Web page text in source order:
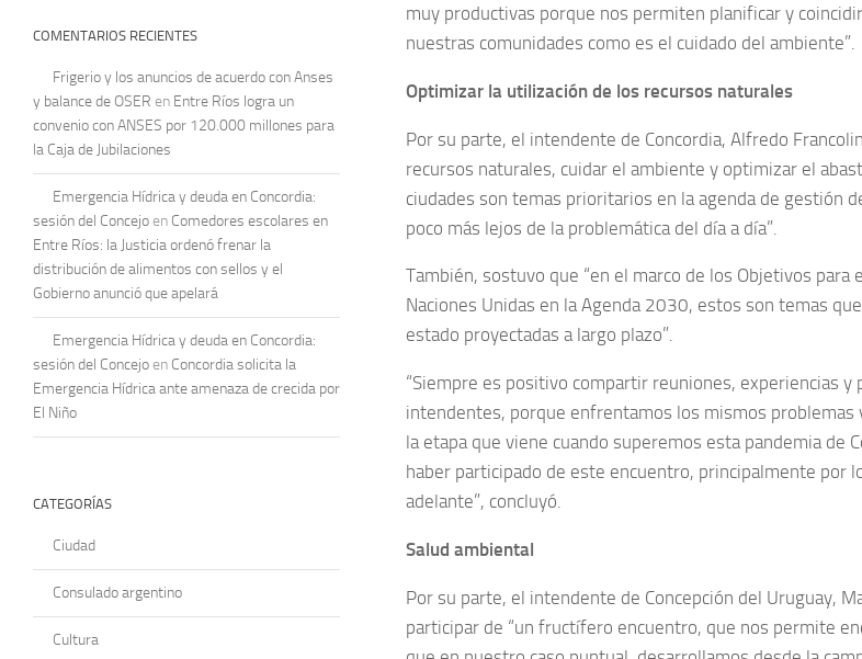
muy productivas porque nos permiten planificar y
nuestras comunidades como es el cuidado del ambiente”.
Optimizar la utilización de los recursos naturales
Por su parte, el intendente de Concordia, Alfredo
recursos naturales, cuidar el ambiente y optimizar el
ciudades son temas prioritarios en la agenda de gestión
poco más lejos de la problemática del día a día”.
También, sostuvo que “en el marco de los Objetivos
Naciones Unidas en la Agenda 2030, estos son temas
estado proyectadas a largo plazo”.
“Siempre es positivo compartir reuniones, experiencias y
intendentes, porque enfrentamos los mismos problemas
la etapa que viene cuando superemos esta pandemia de
haber participado de este encuentro, principalmente por
adelante”, concluyó.
Salud ambiental
Por su parte, el intendente de Concepción del Uruguay,
participar de “un fructífero encuentro, que nos permite
COMENTARIOS RECIENTES
Frigerio y los anuncios de acuerdo con Anses
y balance de OSER en Entre Ríos logra un
convenio con ANSES por 120.000 millones para
la Caja de Jubilaciones
Emergencia Hídrica y deuda en Concordia:
sesión del Concejo en Comedores escolares en
Entre Ríos: la Justicia ordenó frenar la
distribución de alimentos con sellos y el
Gobierno anunció que apelará
Emergencia Hídrica y deuda en Concordia:
sesión del Concejo en Concordia solicita la
Emergencia Hídrica ante amenaza de crecida por
El Niño
CATEGORÍAS
Ciudad
Consulado argentino
Cultura